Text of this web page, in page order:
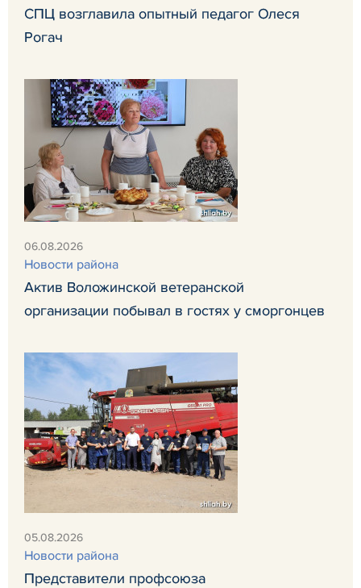
СПЦ возглавила опытный педагог Олеся
Рогач
06.08.2026
Новости района
Актив Воложинской ветеранской
организации побывал в гостях у сморгонцев
05.08.2026
Новости района
Представители профсоюза